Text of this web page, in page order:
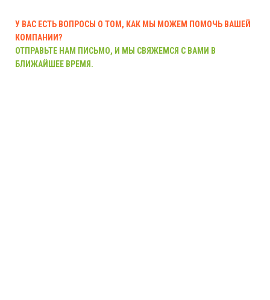
У ВАС ЕСТЬ ВОПРОСЫ О ТОМ, КАК МЫ МОЖЕМ ПОМОЧЬ ВАШЕЙ
КОМПАНИИ?
ОТПРАВЬТЕ НАМ ПИСЬМО, И МЫ СВЯЖЕМСЯ С ВАМИ В
БЛИЖАЙШЕЕ ВРЕМЯ.